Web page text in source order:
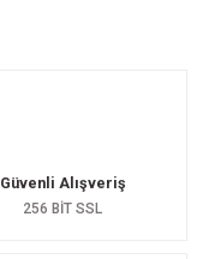
Güvenli Alışveriş
256 BİT SSL